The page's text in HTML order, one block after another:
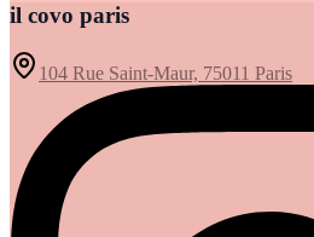
il covo paris
104 Rue Saint-Maur, 75011 Paris